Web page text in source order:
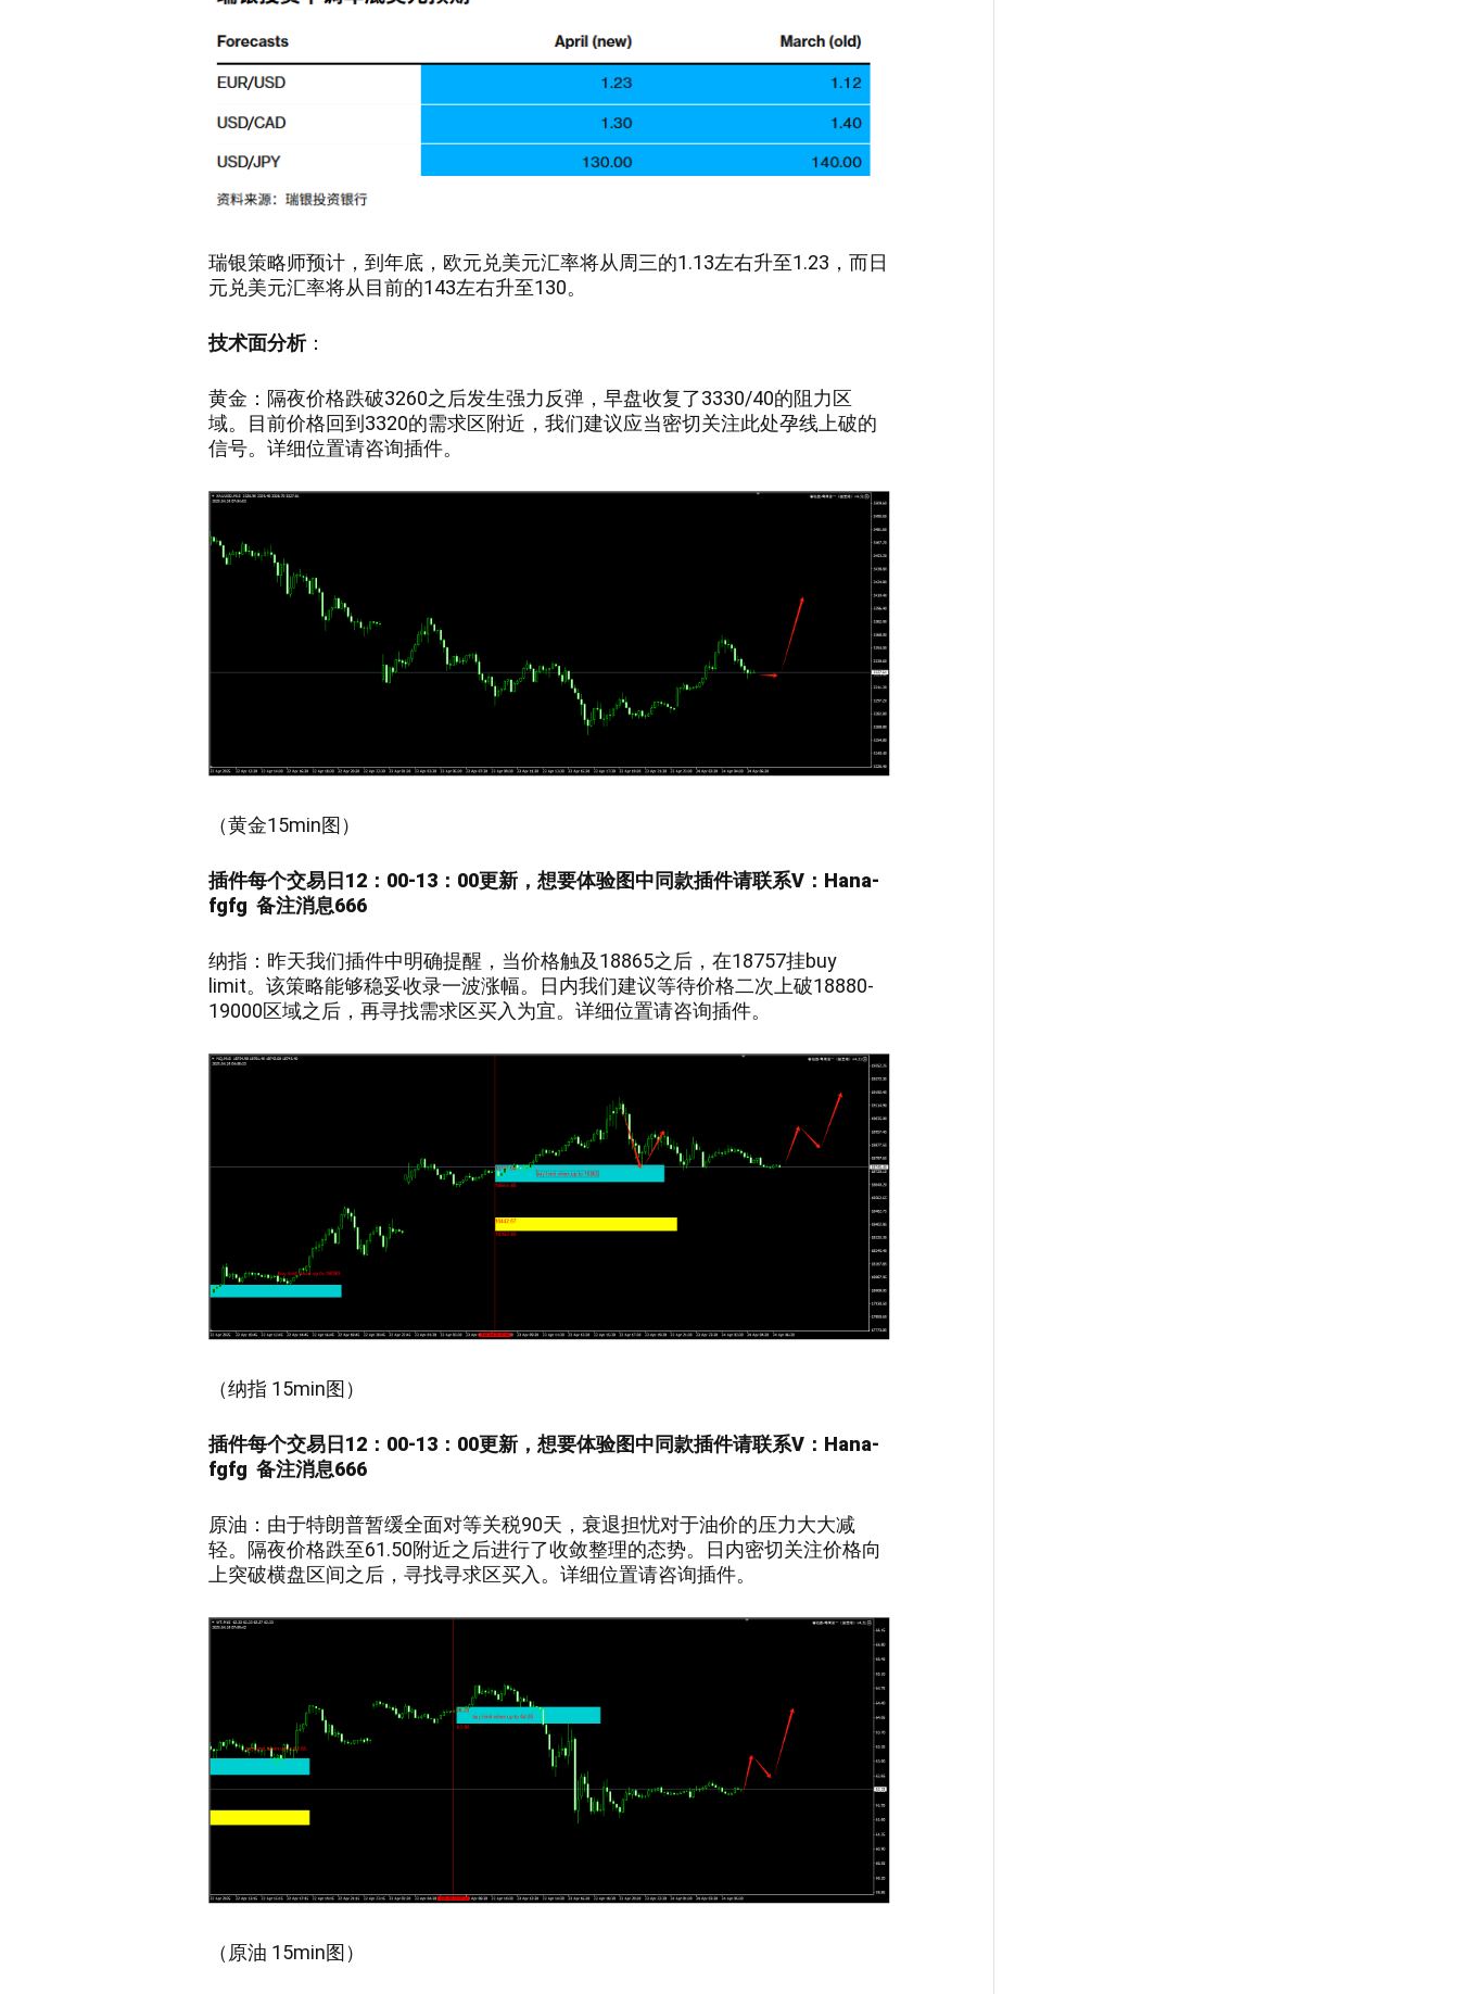
瑞银策略师预计，到年底，欧元兑美元汇率将从周三的1.13左右升至1.23，而日
元兑美元汇率将从目前的143左右升至130。
技术面分析：
黄金： 隔夜价格跌破3260之后发生强力反弹，早盘收复了3330/40的阻力区
域。目前价格回到3320的需求区附近，我们建议应当密切关注此处孕线上破的
信号。详细位置请咨询插件。
（黄金15min图）
插件每个交易日12：00-13：00更新， 想要体验图中同款插件请联系V： Hana-
fgfg 备注消息666
纳指：昨天我们插件中明确提醒，当价格触及18865之后，在18757挂buy
limit。该策略能够稳妥收录一波涨幅。日内我们建议等待价格二次上破18880-
19000区域之后，再寻找需求区买入为宜。详细位置请咨询插件。
（纳指 15min图）
插件每个交易日12：00-13：00更新， 想要体验图中同款插件请联系V： Hana-
fgfg 备注消息666
原油 ： 由于特朗普暂缓全面对等关税90天，衰退担忧对于油价的压力大大减
轻。隔夜价格跌至61.50附近之后进行了收敛整理的态势。日内密切关注价格向
上突破横盘区间之后，寻找寻求区买入。详细位置请咨询插件。
（ 原油 15min图）